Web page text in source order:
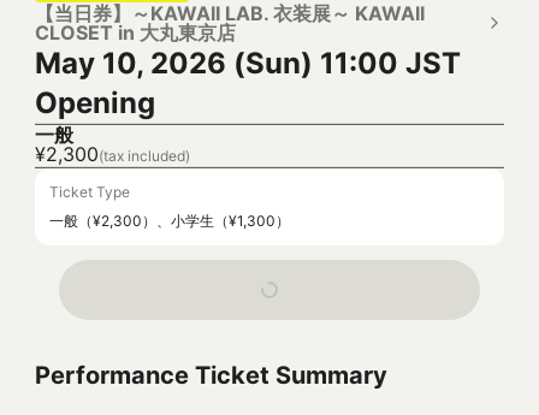
【当日券】～KAWAII LAB. 衣装展～ KAWAII
CLOSET in 大丸東京店
May 10, 2026 (Sun) 11:00 JST
Opening
一般
¥2,300(tax included)
Ticket Type
一般（¥2,300）、小学生（¥1,300）
Performance Ticket Summary